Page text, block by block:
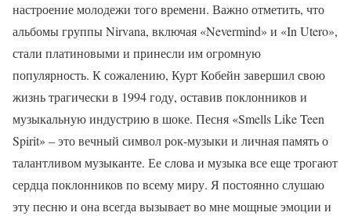
настроение молодежи того времени. Важно отметить, что
альбомы группы Nirvana, включая «Nevermind» и «In Utero»,
стали платиновыми и принесли им огромную
популярность. К сожалению, Курт Кобейн завершил свою
жизнь трагически в 1994 году, оставив поклонников и
музыкальную индустрию в шоке. Песня «Smells Like Teen
Spirit» – это вечный символ рок-музыки и личная память о
талантливом музыканте. Ее слова и музыка все еще трогают
сердца поклонников по всему миру. Я постоянно слушаю
эту песню и она всегда вызывает во мне мощные эмоции и